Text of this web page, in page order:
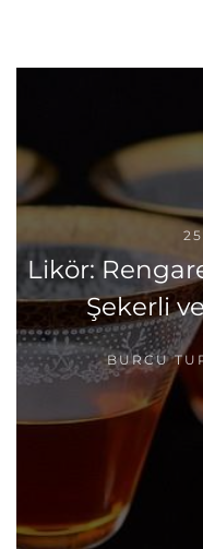
Likör:
Şekerli
BURCU